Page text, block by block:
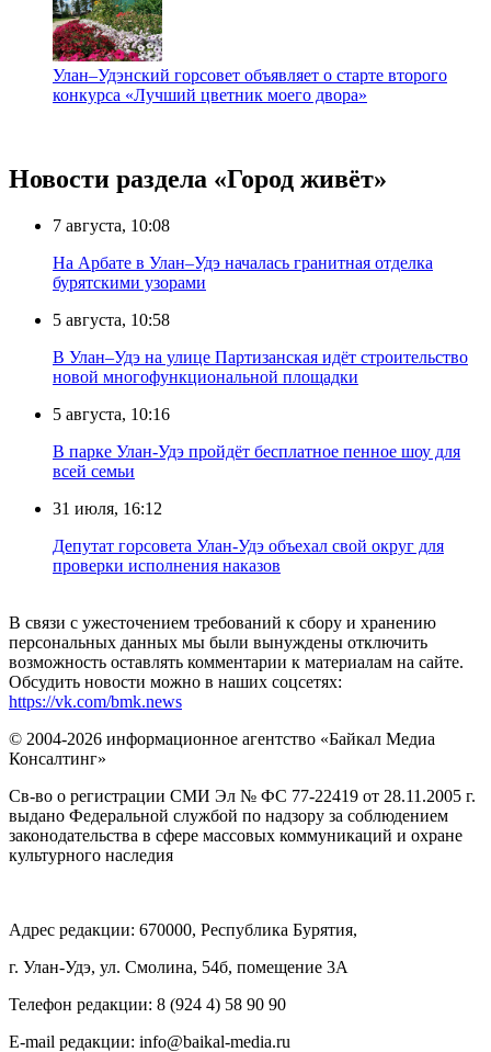
Улан–Удэнский горсовет объявляет о старте второго
конкурса «Лучший цветник моего двора»
Новости раздела «Город живёт»
7 августа, 10:08
На Арбате в Улан–Удэ началась гранитная отделка
бурятскими узорами
5 августа, 10:58
В Улан–Удэ на улице Партизанская идёт строительство
новой многофункциональной площадки
5 августа, 10:16
В парке Улан-Удэ пройдёт бесплатное пенное шоу для
всей семьи
31 июля, 16:12
Депутат горсовета Улан-Удэ объехал свой округ для
проверки исполнения наказов
В связи с ужесточением требований к сбору и хранению
персональных данных мы были вынуждены отключить
возможность оставлять комментарии к материалам на сайте.
Обсудить новости можно в наших соцсетях:
https://vk.com/bmk.news
© 2004-2026 информационное агентство «Байкал Медиа
Консалтинг»
Св-во о регистрации СМИ Эл № ФС 77-22419 от 28.11.2005 г.
выдано Федеральной службой по надзору за соблюдением
законодательства в сфере массовых коммуникаций и охране
культурного наследия
Адрес редакции: 670000, Республика Бурятия,
г. Улан-Удэ, ул. Смолина, 54б, помещение 3А
Телефон редакции: ‎‎8 (924 4) 58 90 90
E-mail редакции: info@baikal-media.ru